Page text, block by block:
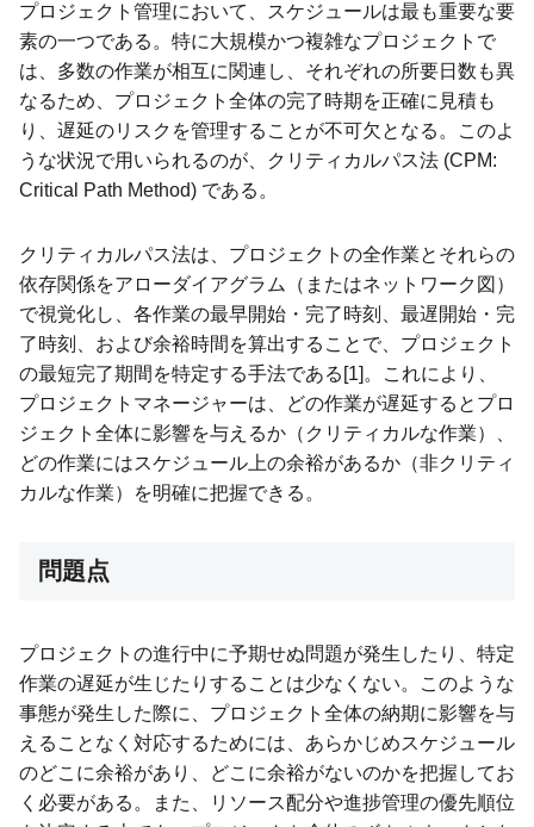
プロジェクト管理において、スケジュールは最も重要な要
素の一つである。特に大規模かつ複雑なプロジェクトで
は、多数の作業が相互に関連し、それぞれの所要日数も異
なるため、プロジェクト全体の完了時期を正確に見積も
り、遅延のリスクを管理することが不可欠となる。このよ
うな状況で用いられるのが、クリティカルパス法 (CPM:
Critical Path Method) である。
クリティカルパス法は、プロジェクトの全作業とそれらの
依存関係をアローダイアグラム（またはネットワーク図）
で視覚化し、各作業の最早開始・完了時刻、最遅開始・完
了時刻、および余裕時間を算出することで、プロジェクト
の最短完了期間を特定する手法である[1]。これにより、
プロジェクトマネージャーは、どの作業が遅延するとプロ
ジェクト全体に影響を与えるか（クリティカルな作業）、
どの作業にはスケジュール上の余裕があるか（非クリティ
カルな作業）を明確に把握できる。
問題点
プロジェクトの進行中に予期せぬ問題が発生したり、特定
作業の遅延が生じたりすることは少なくない。このような
事態が発生した際に、プロジェクト全体の納期に影響を与
えることなく対応するためには、あらかじめスケジュール
のどこに余裕があり、どこに余裕がないのかを把握してお
く必要がある。また、リソース配分や進捗管理の優先順位